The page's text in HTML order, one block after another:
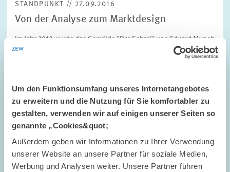
Um den Funktionsumfang unseres Internetangebotes
zu erweitern und die Nutzung für Sie komfortabler zu
gestalten, verwenden wir auf einigen unserer Seiten so
genannte „Cookies&quot;
Außerdem geben wir Informationen zu Ihrer Verwendung
unserer Website an unsere Partner für soziale Medien,
Werbung und Analysen weiter. Unsere Partner führen
STANDPUNKT // 27.09.2016
Von der Analyse zum Marktdesign
Im Jahr 2012 wurde das Gemälde "Der Schrei" von Edvard Munch
für den damaligen Rekordpreis von fast 120 Millionen Dollar bei
Sotheby’s versteigert. Wie bei Kunstauktionen üblich, wurde
eine sogenannte Englische…
PRESSE UND REDAKTION
ZEW-PRÄSIDENT
MARKTDESIGN